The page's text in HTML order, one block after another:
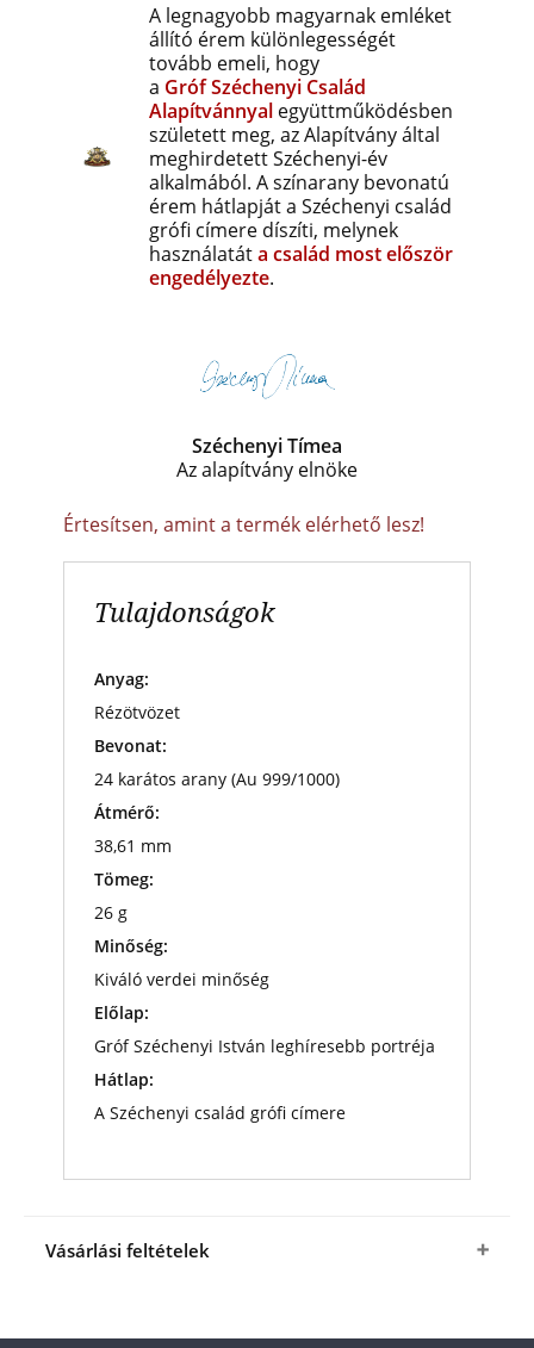
A legnagyobb magyarnak emléket
állító érem különlegességét
tovább emeli, hogy
a GrófSzéchenyi Család
Alapítvánnyal együttműködésben
született meg, az Alapítvány által
meghirdetett Széchenyi-év
alkalmából. A színarany bevonatú
érem hátlapját a Széchenyi család
grófi címere díszíti, melynek
használatáta család most először
engedélyezte.
Széchenyi Tímea
Az alapítvány elnöke
Értesítsen, amint a termék elérhető lesz!
Tulajdonságok
Anyag:
Rézötvözet
Bevonat:
24 karátos arany (Au 999/1000)
Átmérő:
38,61 mm
Tömeg:
26 g
Minőség:
Kiváló verdei minőség
Előlap:
Gróf Széchenyi István leghíresebb portréja
Hátlap:
A Széchenyi család grófi címere
Vásárlási feltételek
István érmetkedvező áron, mindössze 14 470 Ft-